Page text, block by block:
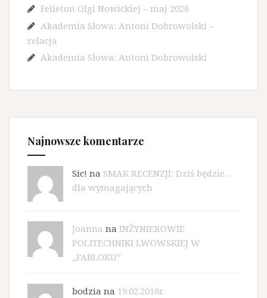
Felieton Olgi Nowickiej – maj 2026
Akademia Słowa: Antoni Dobrowolski –
relacja
Akademia Słowa: Antoni Dobrowolski
Najnowsze komentarze
Sic! na SMAK RECENZJI: Dziś będzie…
dla wymagających
Joanna na INŻYNIEROWIE
POLITECHNIKI LWOWSKIEJ W
„FABLOKU”
bodzia na 19.02.2018r.